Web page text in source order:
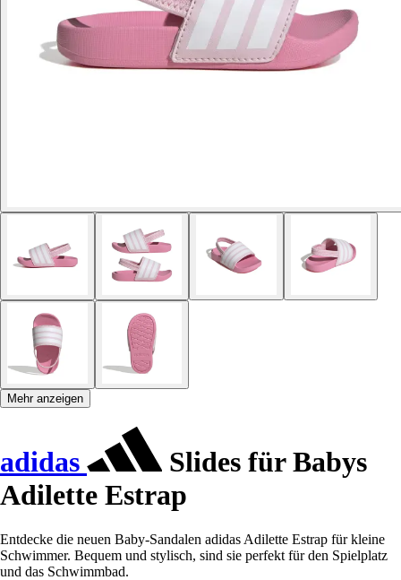
Mehr anzeigen
adidas
Slides für Babys
Adilette Estrap
Entdecke die neuen Baby-Sandalen adidas Adilette Estrap für kleine
Schwimmer. Bequem und stylisch, sind sie perfekt für den Spielplatz
und das Schwimmbad.